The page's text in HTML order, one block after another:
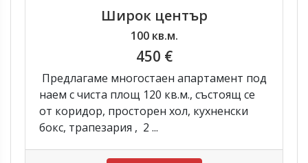
Широк център
100 кв.м.
450 €
Предлагаме многостаен апартамент под
наем с чиста площ 120 кв.м., състоящ се
от коридор, просторен хол, кухненски
бокс, трапезария , 2 ...